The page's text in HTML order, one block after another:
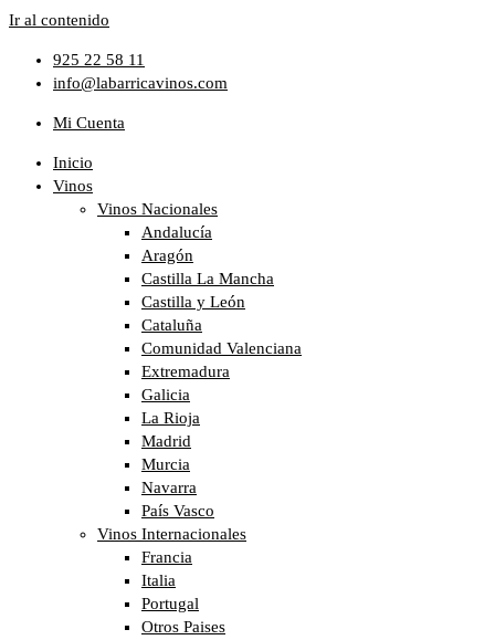
Ir al contenido
925 22 58 11
info@labarricavinos.com
Mi Cuenta
Inicio
Vinos
Vinos Nacionales
Andalucía
Aragón
Castilla La Mancha
Castilla y León
Cataluña
Comunidad Valenciana
Extremadura
Galicia
La Rioja
Madrid
Murcia
Navarra
País Vasco
Vinos Internacionales
Francia
Italia
Portugal
Otros Paises